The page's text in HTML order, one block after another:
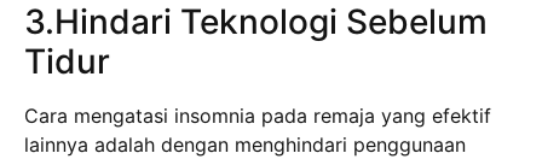
3.Hindari Teknologi Sebelum
Tidur
Cara mengatasi insomnia pada remaja yang efektif
lainnya adalah dengan menghindari penggunaan